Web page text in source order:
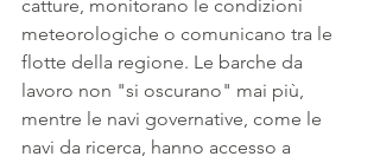
catture, monitorano le condizioni
meteorologiche o comunicano tra le
flotte della regione. Le barche da
lavoro non "si oscurano" mai più,
mentre le navi governative, come le
navi da ricerca, hanno accesso a